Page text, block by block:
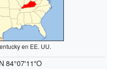
en EE. UU.
84°07′11″O